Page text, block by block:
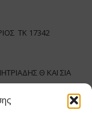
ΤΚ 17342
Θ ΚΑΙ ΣΙΑ